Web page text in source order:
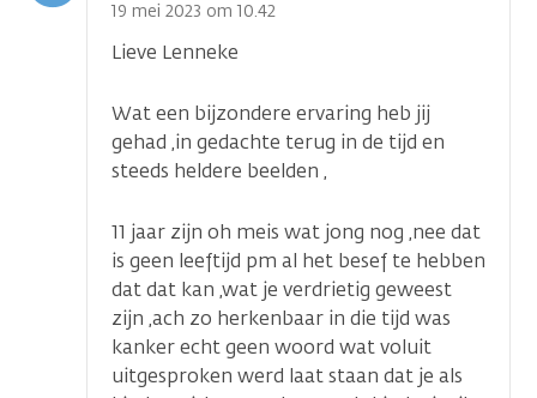
19 mei 2023 om 10.42
Lieve Lenneke
Wat een bijzondere ervaring heb jij
gehad ,in gedachte terug in de tijd en
steeds heldere beelden ,
11 jaar zijn oh meis wat jong nog ,nee dat
is geen leeftijd pm al het besef te hebben
dat dat kan ,wat je verdrietig geweest
zijn ,ach zo herkenbaar in die tijd was
kanker echt geen woord wat voluit
uitgesproken werd laat staan dat je als